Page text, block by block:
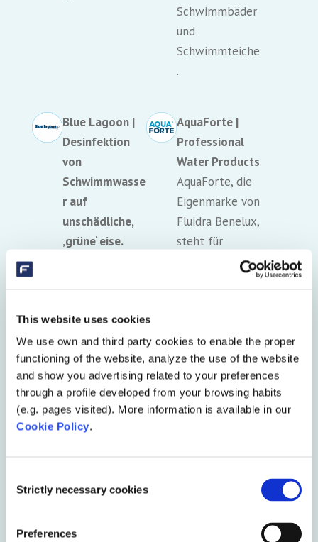
This website uses cookies
We use own and third party cookies to enable the proper
functioning of the website, analyze the use of the website
and show you advertising related to your preferences
through a profile developed from your browsing habits
(e.g. pages visited). More information is available in our
Cookie Policy.
Selection
Strictly necessary cookies
Preferences
Schwimmbäder
und
Schwimmteiche
.
Blue Lagoon |
Desinfektion
von
Schwimmwasse
r auf
unschädliche,
‚grüne‘ eise.
Strahlung
gewinnt
weltweit
enorm an
Bedeutung. Die
Blue Lagoon
ch. Sie lassen
AquaForte |
Professional
Water Products
AquaForte, die
Eigenmarke von
Fluidra Benelux,
steht für
zuverlässige,
Pflege Ihres
Teiches oder
Schwimmbads.
Weil wir ständig